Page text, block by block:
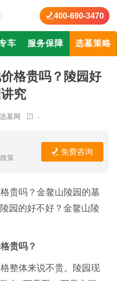
400-690-3470
车 服务保障 选墓策略
格贵吗？陵园好
究
墓网
策
免费咨询
贵吗？金鳌山陵园的墓
园的好不好？金鳌山陵
贵吗？
整体来说不贵。陵园现